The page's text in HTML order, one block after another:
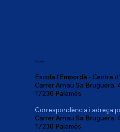
Oficines:
Escola l'Empordà - Centre
Carrer Arnau Sa Bruguera,
17230 Palamós
Correspondència i adreça
Carrer Arnau Sa Bruguera,
17230 Palamós